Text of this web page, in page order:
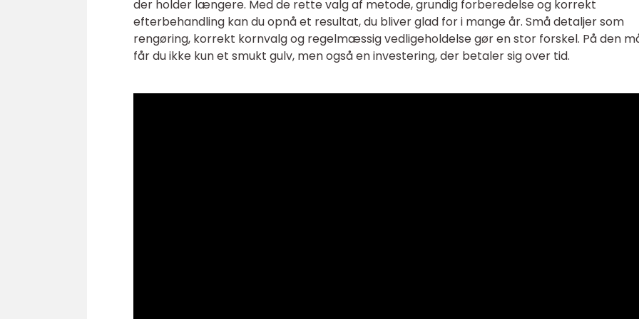
der holder længere. Med de rette valg af metode, grundig forberedelse og korrekt
efterbehandling kan du opnå et resultat, du bliver glad for i mange år. Små detaljer som
rengøring, korrekt kornvalg og regelmæssig vedligeholdelse gør en stor forskel. På den
får du ikke kun et smukt gulv, men også en investering, der betaler sig over tid.